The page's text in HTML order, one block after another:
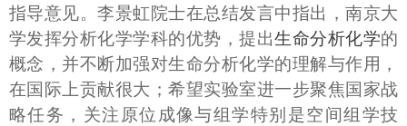
指导意见。李景虹院士在总结发言中指出，南京大
学发挥分析化学学科的优势，提出生命分析化学的
概念，并不断加强对生命分析化学的理解与作用，
在国际上贡献很大；希望实验室进一步聚焦国家战
略任务，关注原位成像与组学特别是空间组学技